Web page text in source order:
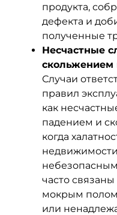
продукта,
дефекта и
полученные
Несчастные
скольжением
Случаи
правил
как
падением и
когда
часто
мокрым
или